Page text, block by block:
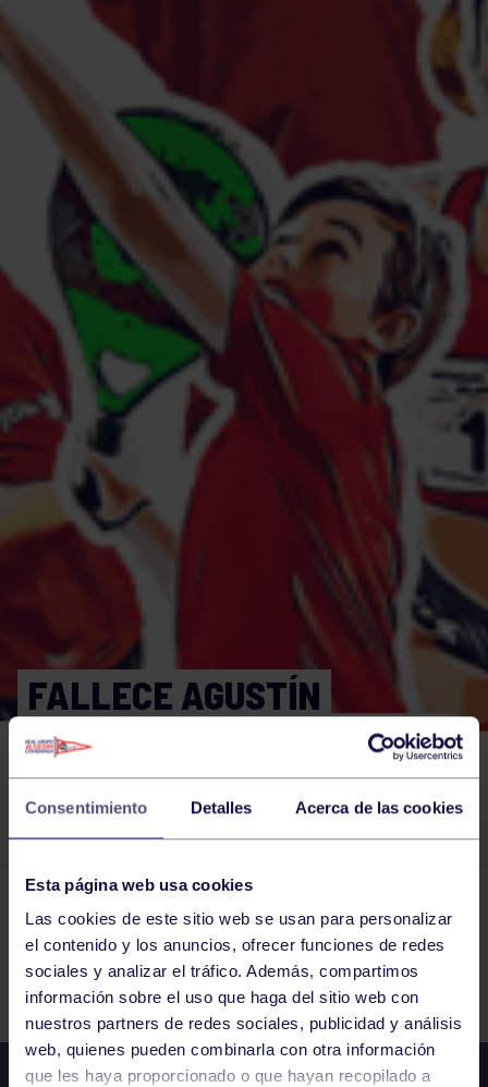
Consentimiento Detalles Acerca de las cookies
Esta página web usa cookies
Las cookies de este sitio web se usan para personalizar
el contenido y los anuncios, ofrecer funciones de redes
sociales y analizar el tráfico. Además, compartimos
información sobre el uso que haga del sitio web con
nuestros partners de redes sociales, publicidad y análisis
web, quienes pueden combinarla con otra información
que les haya proporcionado o que hayan recopilado a
FALLECE AGUSTÍN
ANTUÑA, REFERENTE DEL
DEPORTE OLÍMPICO
ASTURIANO.
El grupo en prensa 08 JUN 2024
Comparte